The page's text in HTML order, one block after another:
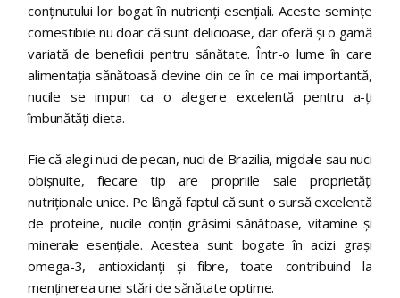
conținutului lor bogat în nutrienți esențiali. Aceste semințe
comestibile nu doar că sunt delicioase, dar oferă și o gamă
variată de beneficii pentru sănătate. Într-o lume în care
alimentația sănătoasă devine din ce în ce mai importantă,
nucile se impun ca o alegere excelentă pentru a-ți
îmbunătăți dieta.
Fie că alegi nuci de pecan, nuci de Brazilia, migdale sau nuci
obișnuite, fiecare tip are propriile sale proprietăți
nutriționale unice. Pe lângă faptul că sunt o sursă excelentă
de proteine, nucile conțin grăsimi sănătoase, vitamine și
minerale esențiale. Acestea sunt bogate în acizi grași
omega-3, antioxidanți și fibre, toate contribuind la
menținerea unei stări de sănătate optime.